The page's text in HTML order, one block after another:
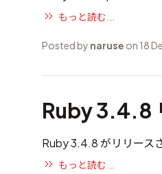
もっと読む...
Posted by naruse on 18
Ruby 3.4.8
Ruby 3.4.8 がリリース
もっと読む...